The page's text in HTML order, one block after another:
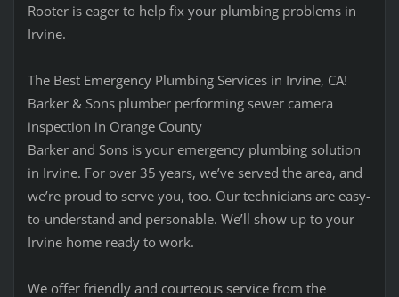
Rooter is eager to help fix your plumbing problems in
Irvine.
The Best Emergency Plumbing Services in Irvine, CA!
Barker & Sons plumber performing sewer camera
inspection in Orange County
Barker and Sons is your emergency plumbing solution
in Irvine. For over 35 years, we’ve served the area, and
we’re proud to serve you, too. Our technicians are easy-
to-understand and personable. We’ll show up to your
Irvine home ready to work.
We offer friendly and courteous service from the